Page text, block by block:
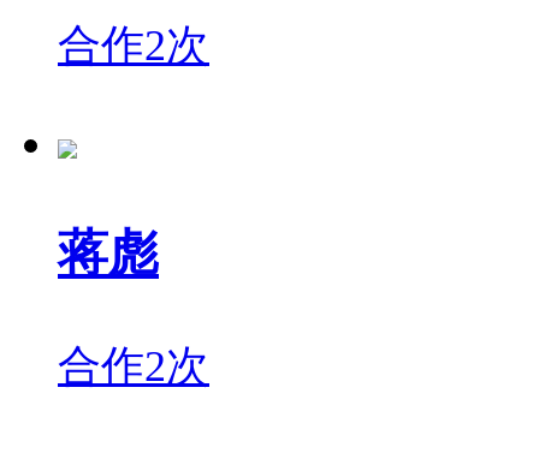
合作2次
蒋彪
合作2次